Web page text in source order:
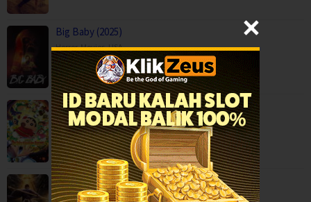
Big Baby (2025)
Horror,Movies,USA
Crayon Shin-chan the Movie: Super Hot! T…
Adventure,Animation,Comedy ,Japan
Elf Pig Conquered The Demons (2026)
Adventure,Fantasy,Movies,